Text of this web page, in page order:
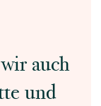
auch
und